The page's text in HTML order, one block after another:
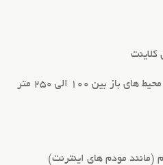
کلاینت
برد بالا(برد این دستگاه در محیط های باز بین 100 الی 250 متر
(مانند مودم های اینترنت)